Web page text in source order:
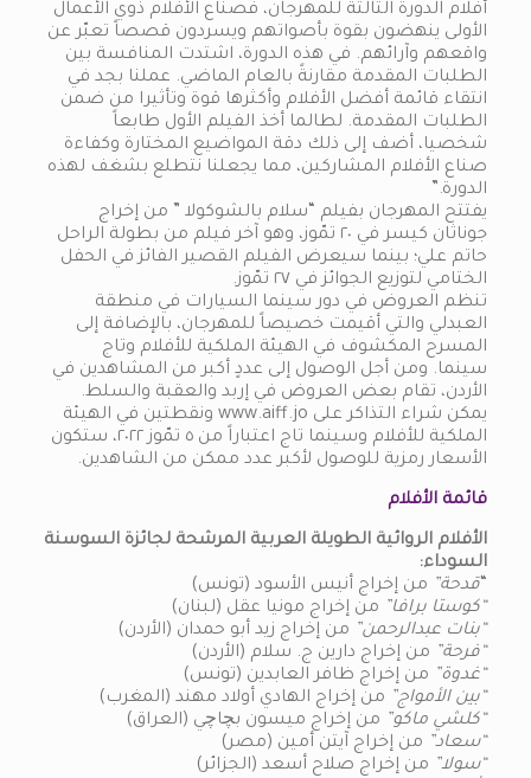
أفلام الدورة الثالثة للمهرجان، فصناع الأفلام ذوي الأعمال
الأولى ينهضون بقوة بأصواتهم ويسردون قصصاً تعبّر عن
واقعهم وآرائهم. في هذه الدورة، اشتدت المنافسة بين
الطلبات المقدمة مقارنةً بالعام الماضي. عملنا بجد في
انتقاء قائمة أفضل الأفلام وأكثرها قوة وتأثيرا من ضمن
الطلبات المقدمة. لطالما أخذ الفيلم الأول طابعاً
شخصيا، أضف إلى ذلك دقة المواضيع المختارة وكفاءة
صناع الأفلام المشاركين، مما يجعلنا نتطلع بشغف لهذه
الدورة.”
يفتتح المهرجان بفيلم “سلام بالشوكولا ” من إخراج
جوناثان كيسر في ٢٠ تمّوز، وهو آخر فيلم من بطولة الراحل
حاتم علي؛ بينما سيعرض الفيلم القصير الفائز في الحفل
الختامي لتوزيع الجوائز في ٢٧ تمّوز.
تنظم العروض في دور سينما السيارات في منطقة
العبدلي والتي أقيمت خصيصاً للمهرجان، بالإضافة إلى
المسرح المكشوف في الهيئة الملكية للأفلام وتاج
سينما. ومن أجل الوصول إلى عددٍ أكبر من المشاهدين في
الأردن، تقام بعض العروض في إربد والعقبة والسلط.
يمكن شراء التذاكر على www.aiff.jo ونقطتين في الهيئة
الملكية للأفلام وسينما تاج اعتباراً من ٥ تمّوز ٢٠٢٢، ستكون
الأسعار رمزية للوصول لأكبر عدد ممكن من الشاهدين.
قائمة الأفلام
الأفلام الروائية الطويلة العربية المرشحة لجائزة السوسنة
السوداء:
قدحة” من إخراج أنيس الأسود (تونس)
“كوستا برافا” من إخراج مونيا عقل (لبنان)
“بنات عبدالرحمن” من إخراج زيد أبو حمدان (الأردن)
“فرحة” من إخراج دارين ج. سلام (الأردن)
“غدوة” من إخراج ظافر العابدين (تونس)
“بين الأمواج” من إخراج الهادي أولاد مهند (المغرب)
“كلشي ماكو” من إخراج ميسون بچاچي (العراق)
“سعاد” من إخراج آيتن أمين (مصر)
“سولا” من إخراج صلاح أسعد (الجزائر)